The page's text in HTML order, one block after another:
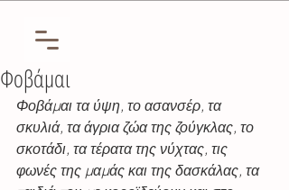
Φοβάμαι
Φοβάμαι τα ύψη, το ασανσέρ, τα
σκυλιά, τα άγρια ζώα της ζούγκλας, το
σκοτάδι, τα τέρατα της νύχτας, τις
φωνές της μαμάς και της δασκάλας, τα